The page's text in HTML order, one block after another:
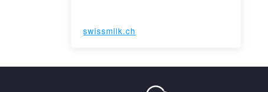
swissmilk.ch